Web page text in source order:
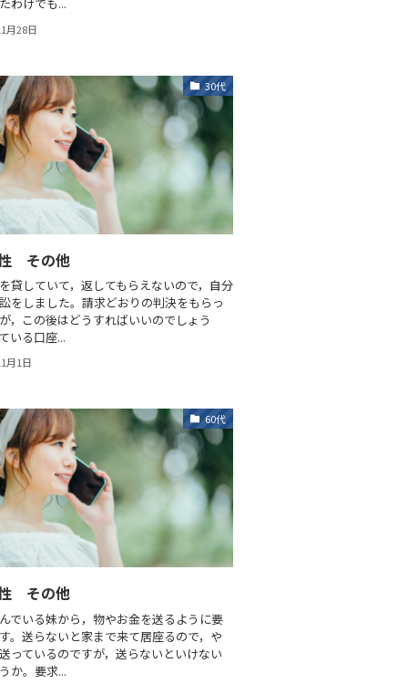
わけでも...
月28日
30代
その他
貸していて，返してもらえないので，自分
をしました。請求どおりの判決をもらっ
，この後はどうすればいいのでしょう
いる口座...
月1日
60代
その他
でいる妹から，物やお金を送るように要
。送らないと家まで来て居座るので，や
っているのですが，送らないといけない
か。要求...